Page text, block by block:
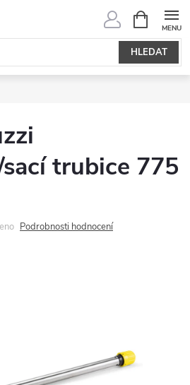
HLEDAT
NÁKUPNÍ
KOŠÍK
trubice 775
Podrobnosti hodnocení